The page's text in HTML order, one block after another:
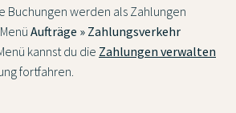
Buchungen werden als Zahlungen
Aufträge » Zahlungsverkehr
kannst du die Zahlungen verwalten
fortfahren.